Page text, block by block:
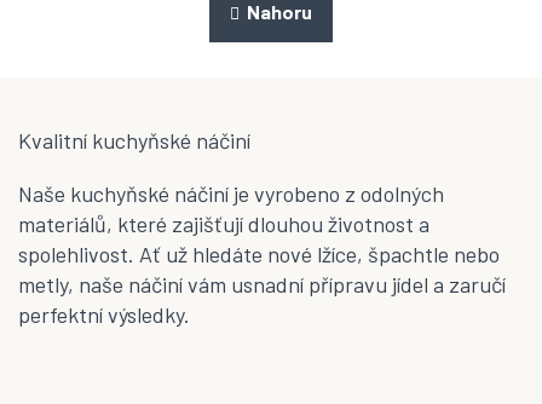
á
k
y
v
ý
p
o
Nahoru
Kvalitní kuchyňské náčiní
Naše kuchyňské náčiní je vyrobeno z odolných
materiálů, které zajišťují dlouhou životnost a
spolehlivost. Ať už hledáte nové lžíce, špachtle nebo
metly, naše náčiní vám usnadní přípravu jídel a zaručí
perfektní výsledky.